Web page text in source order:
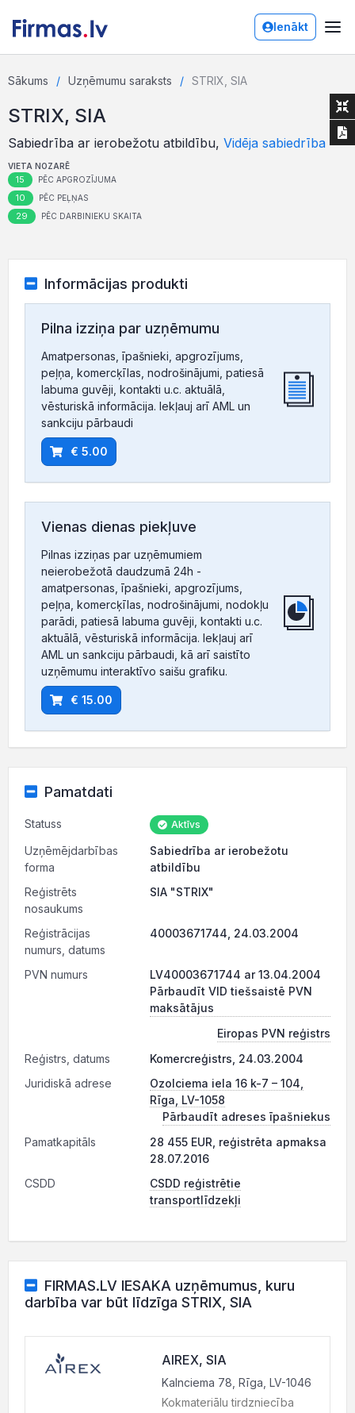
Ienākt
Sākums Uzņēmumu saraksts STRIX, SIA
STRIX, SIA
Sabiedrība ar ierobežotu atbildību, Vidēja sabiedrība
VIETA NOZARĒ
15 PĒC APGROZĪJUMA
10 PĒC PEĻŅAS
29 PĒC DARBINIEKU SKAITA
Informācijas produkti
Pilna izziņa par uzņēmumu
Amatpersonas, īpašnieki, apgrozījums,
peļņa, komercķīlas, nodrošinājumi, patiesā
labuma guvēji, kontakti u.c. aktuālā,
vēsturiskā informācija. Iekļauj arī AML un
sankciju pārbaudi
€ 5.00
Vienas dienas piekļuve
Pilnas izziņas par uzņēmumiem
neierobežotā daudzumā 24h -
amatpersonas, īpašnieki, apgrozījums,
peļņa, komercķīlas, nodrošinājumi, nodokļu
parādi, patiesā labuma guvēji, kontakti u.c.
aktuālā, vēsturiskā informācija. Iekļauj arī
AML un sankciju pārbaudi, kā arī saistīto
uzņēmumu interaktīvo saišu grafiku.
€ 15.00
Pamatdati
Statuss Aktīvs
Uzņēmējdarbības
forma
Sabiedrība ar ierobežotu
atbildību
Reģistrēts
nosaukums
SIA "STRIX"
Reģistrācijas
numurs, datums
40003671744, 24.03.2004
PVN numurs
LV40003671744 ar 13.04.2004
Pārbaudīt VID tiešsaistē PVN
maksātājus
Eiropas PVN reģistrs
Reģistrs, datums
Komercreģistrs, 24.03.2004
Juridiskā adrese
Ozolciema iela 16 k-7 – 104,
Rīga, LV-1058
Pārbaudīt adreses īpašniekus
Pamatkapitāls
28 455 EUR, reģistrēta apmaksa
28.07.2016
CSDD
CSDD reģistrētie
transportlīdzekļi
FIRMAS.LV IESAKA uzņēmumus, kuru
darbība var būt līdzīga STRIX, SIA
AIREX, SIA
Kalnciema 78, Rīga, LV-1046
Kokmateriālu tirdzniecība